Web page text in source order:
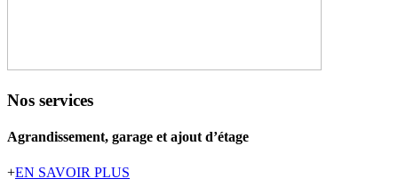
Nos services
Agrandissement, garage et ajout d’étage
+EN SAVOIR PLUS